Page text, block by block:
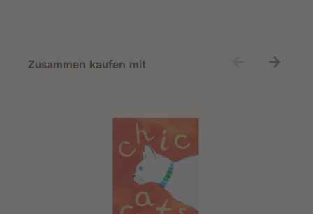
Zusammen kaufen mit